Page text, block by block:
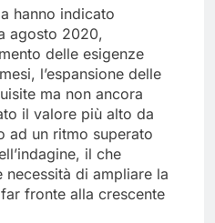
hanno indicato
agosto 2020,
delle esigenze
l’espansione delle
ma non ancora
il valore più alto da
ad un ritmo superato
il che
di ampliare la
fronte alla crescente